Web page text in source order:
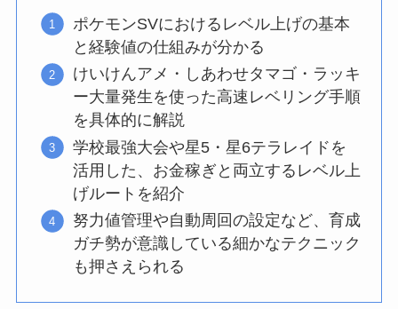
ポケモンSVにおけるレベル上げの基本
と経験値の仕組みが分かる
けいけんアメ・しあわせタマゴ・ラッキ
ー大量発生を使った高速レベリング手順
を具体的に解説
学校最強大会や星5・星6テラレイドを
活用した、お金稼ぎと両立するレベル上
げルートを紹介
努力値管理や自動周回の設定など、育成
ガチ勢が意識している細かなテクニック
も押さえられる